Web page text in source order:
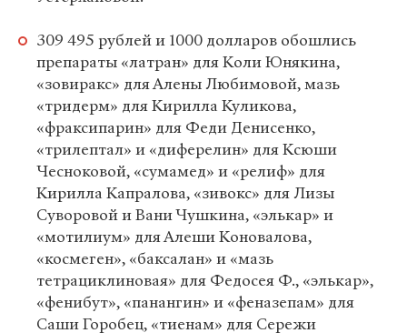
309 495 рублей и 1000 долларов обошлись
препараты «латран» для Коли Юнякина,
«зовиракс» для Алены Любимовой, мазь
«тридерм» для Кирилла Куликова,
«фраксипарин» для Феди Денисенко,
«трилептал» и «диферелин» для Ксюши
Чесноковой, «сумамед» и «релиф» для
Кирилла Капралова, «зивокс» для Лизы
Суворовой и Вани Чушкина, «элькар» и
«мотилиум» для Алеши Коновалова,
«космеген», «баксалан» и «мазь
тетрациклиновая» для Федосея Ф., «элькар»,
«фенибут», «панангин» и «феназепам» для
Саши Горобец, «тиенам» для Сережи